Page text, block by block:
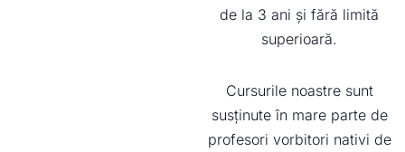
de la 3 ani și fără limită
superioară.
Cursurile noastre sunt
susținute în mare parte de
profesori vorbitori nativi de